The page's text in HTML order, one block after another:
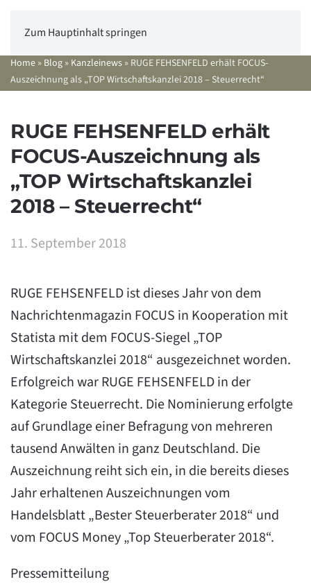
Zum Hauptinhalt springen
Home » Blog » Kanzleinews » RUGE FEHSENFELD erhält FOCUS-
Auszeichnung als „TOP Wirtschaftskanzlei 2018 – Steuerrecht“
RUGE FEHSENFELD erhält
FOCUS-Auszeichnung als
„TOP Wirtschaftskanzlei
2018 – Steuerrecht“
11. September 2018
RUGE FEHSENFELD ist dieses Jahr von dem
Nachrichtenmagazin FOCUS in Kooperation mit
Statista mit dem FOCUS-Siegel „TOP
Wirtschaftskanzlei 2018“ ausgezeichnet worden.
Erfolgreich war RUGE FEHSENFELD in der
Kategorie Steuerrecht. Die Nominierung erfolgte
auf Grundlage einer Befragung von mehreren
tausend Anwälten in ganz Deutschland. Die
Auszeichnung reiht sich ein, in die bereits dieses
Jahr erhaltenen Auszeichnungen vom
Handelsblatt „Bester Steuerberater 2018“ und
vom FOCUS Money „Top Steuerberater 2018“.
Pressemitteilung